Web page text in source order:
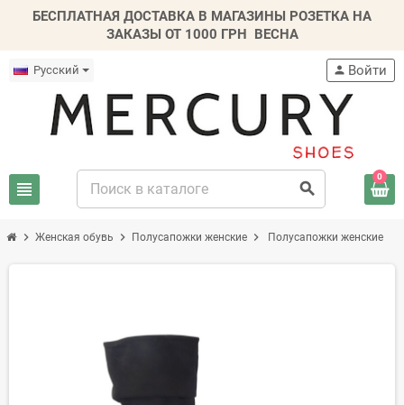
БЕСПЛАТНАЯ ДОСТАВКА В МАГАЗИНЫ РОЗЕТКА НА
ЗАКАЗЫ ОТ 1000 ГРН ВЕСНА
Русский
view_headline search
person Войти
0
chevron_right Женская обувь chevron_right Полусапожки женские chevron_right Полусапожки женские